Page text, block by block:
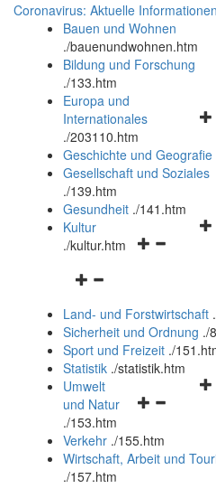
Coronavirus: Aktuelle Informationen
Bauen und Wohnen
./bauenundwohnen.htm
Bildung und Forschung
./133.htm
und
Europa und
Internationales
./203110.htm
Geschichte und Geografie
Gesellschaft und Soziales
./139.htm
Gesundheit ./141.htm
Kultur
./kultur.htm
Navigationsmenü
und
schließen
Land- und Forstwirtschaft .
Sicherheit und Ordnung ./
Sport und Freizeit ./
Statistik ./statistik.htm
und
schließen
Umwelt
und Natur
./153.htm
Verkehr ./155.htm
Wirtschaft, Arbeit und
./157.htm